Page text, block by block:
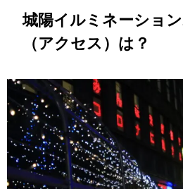
城陽イルミネーショ
（アクセス）は？